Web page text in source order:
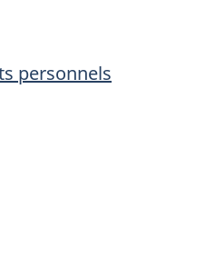
personnels